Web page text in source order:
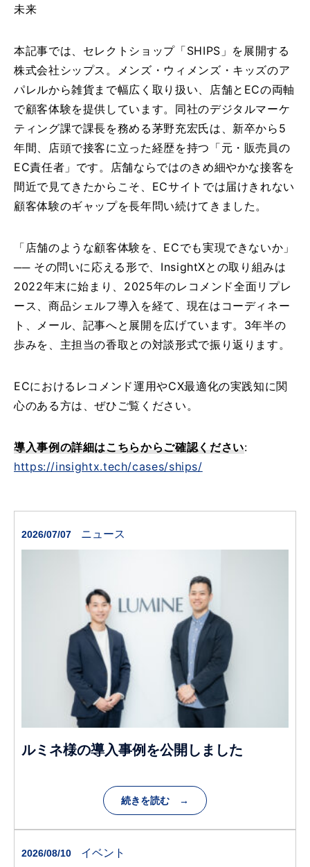
に
い
て
会
社
概
メ
ン
バ
紹
介
ニ
ス
採
情
報
供
サ
ス
資料ダウンロード
未来
本記事では、セレクトショップ「SHIPS」を展開する
株式会社シップス。メンズ・ウィメンズ・キッズのア
パレルから雑貨まで幅広く取り扱い、店舗とECの両軸
で顧客体験を提供しています。同社のデジタルマーケ
ティング課で課長を務める茅野充宏氏は、新卒から5
年間、店頭で接客に立った経歴を持つ「元・販売員の
EC責任者」です。店舗ならではのきめ細やかな接客を
間近で見てきたからこそ、ECサイトでは届けきれない
顧客体験のギャップを長年問い続けてきました。
「店舗のような顧客体験を、ECでも実現できないか」
── その問いに応える形で、InsightXとの取り組みは
2022年末に始まり、2025年のレコメンド全面リプレ
ース、商品シェルフ導入を経て、現在はコーディネー
ト、メール、記事へと展開を広げています。3年半の
歩みを、主担当の香取との対談形式で振り返ります。
ECにおけるレコメンド運用やCX最適化の実践知に関
心のある方は、ぜひご覧ください。
導入事例の詳細はこちらからご確認ください:
https://insightx.tech/cases/ships/
2026/07/07 ニュース
ルミネ様の導入事例を公開しました
続きを読む →
2026/08/10 イベント